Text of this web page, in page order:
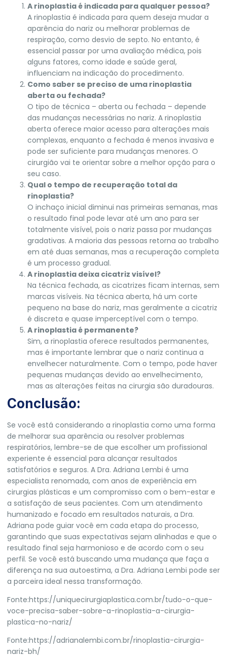
A rinoplastia é indicada para qualquer pessoa?
A rinoplastia é indicada para quem deseja mudar a
aparência do nariz ou melhorar problemas de
respiração, como desvio de septo. No entanto, é
essencial passar por uma avaliação médica, pois
alguns fatores, como idade e saúde geral,
influenciam na indicação do procedimento.
Como saber se preciso de uma rinoplastia
aberta ou fechada?
O tipo de técnica – aberta ou fechada – depende
das mudanças necessárias no nariz. A rinoplastia
aberta oferece maior acesso para alterações mais
complexas, enquanto a fechada é menos invasiva e
pode ser suficiente para mudanças menores. O
cirurgião vai te orientar sobre a melhor opção para o
seu caso.
Qual o tempo de recuperação total da
rinoplastia?
O inchaço inicial diminui nas primeiras semanas, mas
o resultado final pode levar até um ano para ser
totalmente visível, pois o nariz passa por mudanças
gradativas. A maioria das pessoas retorna ao trabalho
em até duas semanas, mas a recuperação completa
é um processo gradual.
A rinoplastia deixa cicatriz visível?
Na técnica fechada, as cicatrizes ficam internas, sem
marcas visíveis. Na técnica aberta, há um corte
pequeno na base do nariz, mas geralmente a cicatriz
é discreta e quase imperceptível com o tempo.
A rinoplastia é permanente?
Sim, a rinoplastia oferece resultados permanentes,
mas é importante lembrar que o nariz continua a
envelhecer naturalmente. Com o tempo, pode haver
pequenas mudanças devido ao envelhecimento,
mas as alterações feitas na cirurgia são duradouras.
Conclusão:
Se você está considerando a rinoplastia como uma forma
de melhorar sua aparência ou resolver problemas
respiratórios, lembre-se de que escolher um profissional
experiente é essencial para alcançar resultados
satisfatórios e seguros. A Dra. Adriana Lembi é uma
especialista renomada, com anos de experiência em
cirurgias plásticas e um compromisso com o bem-estar e
a satisfação de seus pacientes. Com um atendimento
humanizado e focado em resultados naturais, a Dra.
Adriana pode guiar você em cada etapa do processo,
garantindo que suas expectativas sejam alinhadas e que o
resultado final seja harmonioso e de acordo com o seu
perfil. Se você está buscando uma mudança que faça a
diferença na sua autoestima, a Dra. Adriana Lembi pode ser
a parceira ideal nessa transformação.
Fonte:https://uniquecirurgiaplastica.com.br/tudo-o-que-
voce-precisa-saber-sobre-a-rinoplastia-a-cirurgia-
plastica-no-nariz/
Fonte:https://adrianalembi.com.br/rinoplastia-cirurgia-
nariz-bh/